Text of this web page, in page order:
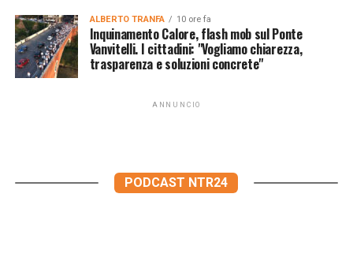
ALBERTO TRANFA 10 ore fa
Inquinamento Calore, flash mob sul Ponte
Vanvitelli. I cittadini: "Vogliamo chiarezza,
trasparenza e soluzioni concrete"
ANNUNCIO
PODCAST NTR24